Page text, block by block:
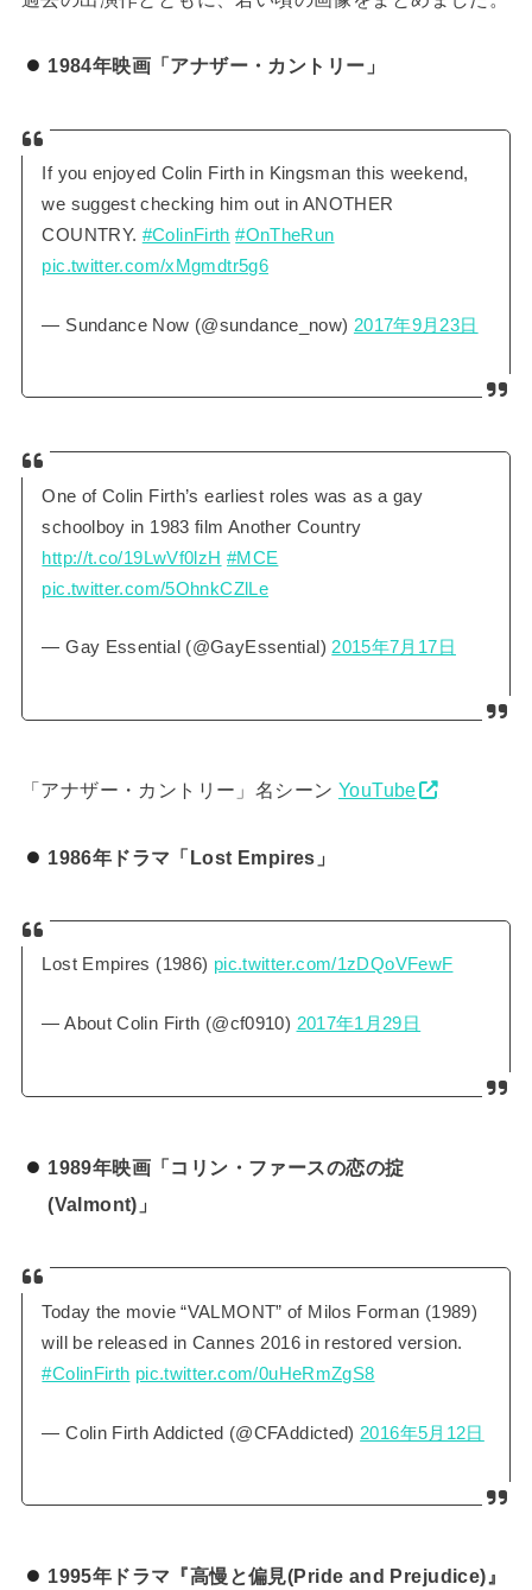
1984年映画「アナザー・カントリー」
If you enjoyed Colin Firth in Kingsman this weekend,
we suggest checking him out in ANOTHER
COUNTRY. #ColinFirth #OnTheRun
pic.twitter.com/xMgmdtr5g6
— Sundance Now (@sundance_now) 2017年9月23日
One of Colin Firth’s earliest roles was as a gay
schoolboy in 1983 film Another Country
http://t.co/19LwVf0lzH #MCE
pic.twitter.com/5OhnkCZlLe
— Gay Essential (@GayEssential)2015年7月17日
「アナザー・カントリー」名シーン YouTube
1986年ドラマ「Lost Empires」
Lost Empires (1986) pic.twitter.com/1zDQoVFewF
— About Colin Firth (@cf0910) 2017年1月29日
1989年映画「コリン・ファースの恋の掟
(Valmont)」
Today the movie “VALMONT” of Milos Forman (1989)
will be released in Cannes 2016 in restored version.
#ColinFirth pic.twitter.com/0uHeRmZgS8
— Colin Firth Addicted (@CFAddicted) 2016年5月12日
1995年ドラマ『高慢と偏見(Pride and Prejudice)』